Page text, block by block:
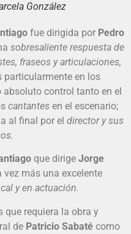
González
fue dirigida por Pedro
sobresaliente respuesta de
fraseos y articulaciones,
particularmente en los
absoluto control tanto en el
cantantes en el escenario;
al final por el director y sus
que dirige Jorge
vez más una excelente
y en actuación.
que requiera la obra y
de Patricio Sabatécomo